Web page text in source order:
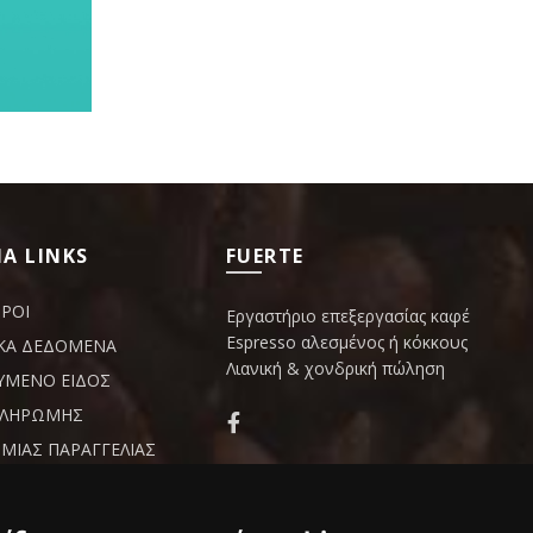
LINKS
ΔΕΔΟΜΕΝΑ
ΕΙΔΟΣ
ΠΑΡΑΓΓΕΛΙΑΣ
FUERTE
Εργαστήριο επεξεργασίας καφέ
Espresso αλεσμένος ή κόκκους
Λιανική & χονδρική πώληση